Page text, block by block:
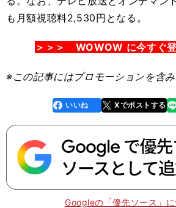
も月額視聴料2,530円となる。
＞＞＞ WOWOW に今すぐ
※この記事にはプロモーションを含み
faceboo
k
いいね Xでポストする
line
Googleの「優先ソース」に